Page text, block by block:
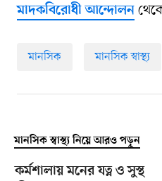
মাদকবিরোধী আন্দোলন
মানসিক মানসিক স্বাস্থ্য
মানসিক স্বাস্থ্য নিয়ে আরও পড়ুন
কর্মশালায় মনের যত্ন ও সুস্থ